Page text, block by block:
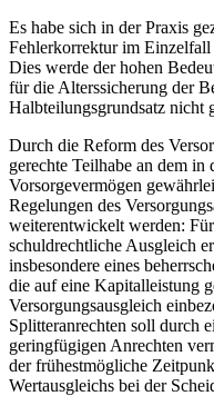
Es habe sich in der Praxis
Fehlerkorrektur im
Dies werde der hohen
für die Alterssicherung der
Halbteilungsgrundsatz nicht
Durch die Reform des
gerechte Teilhabe an dem in
Vorsorgevermögen
Regelungen des
weiterentwickelt werden:
schuldrechtliche Ausgleich
insbesondere eines
die auf eine Kapitalleistung
Versorgungsausgleich
Splitteranrechten soll durch
geringfügigen Anrechten
der frühestmögliche
Wertausgleichs bei der